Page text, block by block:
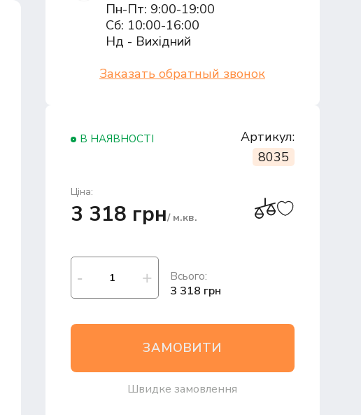
Пн-Пт: 9:00-19:00
Сб: 10:00-16:00
Нд - Вихідний
Заказать обратный звонок
В НАЯВНОСТІ
Артикул:
8035
Ціна:
3 318 грн/ м.кв.
Всього:
3 318 грн
ЗАМОВИТИ
Швидке замовлення